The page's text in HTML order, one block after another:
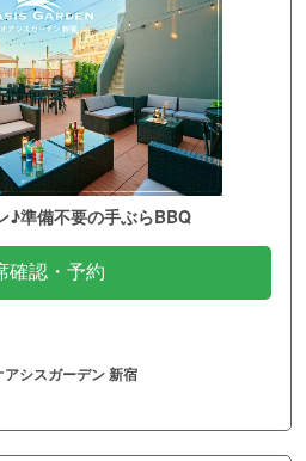
♪準備不要の手ぶらBBQ
確認・予約
シスガーデン 新宿